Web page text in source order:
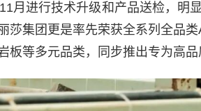
月进行技术升级和产品送检，明
莎集团更是率先荣获全系列全品
板等多元品类，同步推出专为高品